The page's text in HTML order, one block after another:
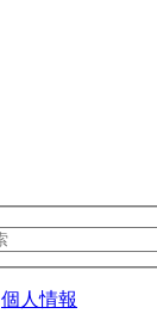
個人情報